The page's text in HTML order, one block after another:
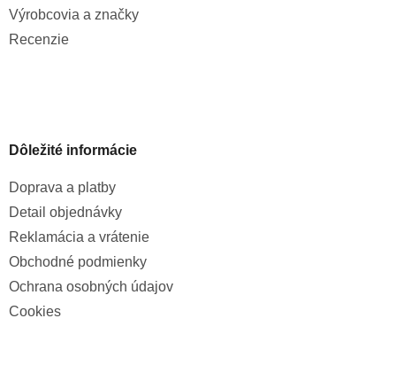
Výrobcovia a značky
Recenzie
Dôležité informácie
Doprava a platby
Detail objednávky
Reklamácia a vrátenie
Obchodné podmienky
Ochrana osobných údajov
Cookies